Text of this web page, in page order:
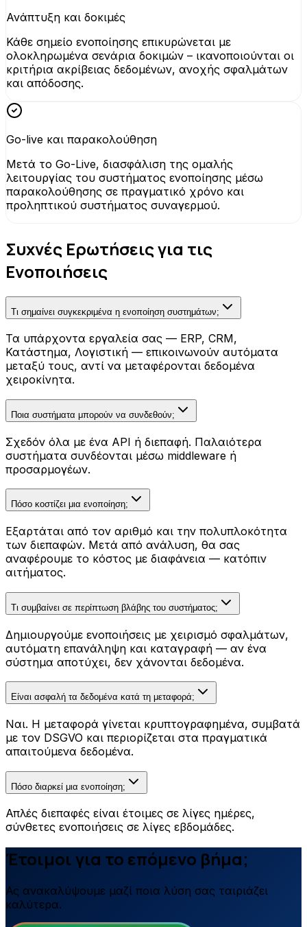
Ανάπτυξη και δοκιμές
Κάθε σημείο ενοποίησης επικυρώνεται με
ολοκληρωμένα σενάρια δοκιμών – ικανοποιούνται οι
κριτήρια ακρίβειας δεδομένων, ανοχής σφαλμάτων
και απόδοσης.
Go-live και παρακολούθηση
Μετά το Go-Live, διασφάλιση της ομαλής
λειτουργίας του συστήματος ενοποίησης μέσω
παρακολούθησης σε πραγματικό χρόνο και
προληπτικού συστήματος συναγερμού.
Συχνές Ερωτήσεις για τις
Ενοποιήσεις
Τι σημαίνει συγκεκριμένα η ενοποίηση συστημάτων;
Τα υπάρχοντα εργαλεία σας — ERP, CRM,
Κατάστημα, Λογιστική — επικοινωνούν αυτόματα
μεταξύ τους, αντί να μεταφέρονται δεδομένα
χειροκίνητα.
Ποια συστήματα μπορούν να συνδεθούν;
Σχεδόν όλα με ένα API ή διεπαφή. Παλαιότερα
συστήματα συνδέονται μέσω middleware ή
προσαρμογέων.
Πόσο κοστίζει μια ενοποίηση;
Εξαρτάται από τον αριθμό και την πολυπλοκότητα
των διεπαφών. Μετά από ανάλυση, θα σας
αναφέρουμε το κόστος με διαφάνεια — κατόπιν
αιτήματος.
Τι συμβαίνει σε περίπτωση βλάβης του συστήματος;
Δημιουργούμε ενοποιήσεις με χειρισμό σφαλμάτων,
αυτόματη επανάληψη και καταγραφή — αν ένα
σύστημα αποτύχει, δεν χάνονται δεδομένα.
Είναι ασφαλή τα δεδομένα κατά τη μεταφορά;
Ναι. Η μεταφορά γίνεται κρυπτογραφημένα, συμβατά
με τον DSGVO και περιορίζεται στα πραγματικά
απαιτούμενα δεδομένα.
Πόσο διαρκεί μια ενοποίηση;
Απλές διεπαφές είναι έτοιμες σε λίγες ημέρες,
σύνθετες ενοποιήσεις σε λίγες εβδομάδες.
Έτοιμοι για το επόμενο βήμα;
Ας ανακαλύψουμε μαζί ποια λύση σας ταιριάζει
καλύτερα.